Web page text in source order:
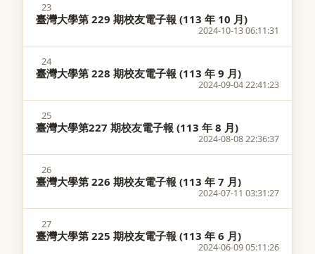
23
臺灣大學第 229 期校友電子報 (113 年 10 月)
2024-10-13 06:11:31
24
臺灣大學第 228 期校友電子報 (113 年 9 月)
2024-09-04 22:41:23
25
臺灣大學第227 期校友電子報 (113 年 8 月)
2024-08-08 22:36:37
26
臺灣大學第 226 期校友電子報 (113 年 7 月)
2024-07-11 03:31:27
27
臺灣大學第 225 期校友電子報 (113 年 6 月)
2024-06-09 05:11:26